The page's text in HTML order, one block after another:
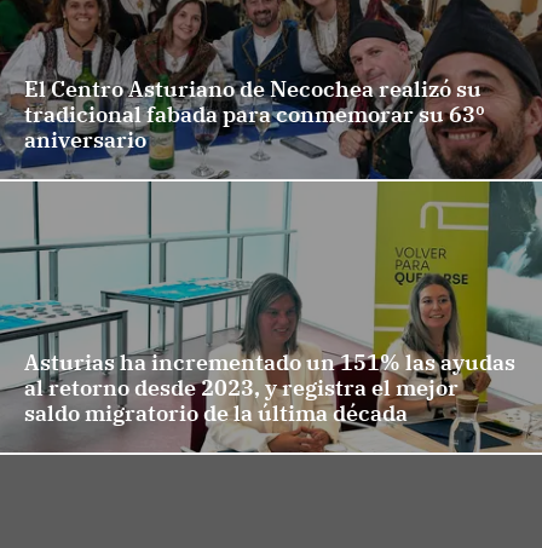
El Centro Asturiano de Necochea realizó su
tradicional fabada para conmemorar su 63º
aniversario
Asturias ha incrementado un 151% las ayudas
al retorno desde 2023, y registra el mejor
saldo migratorio de la última década